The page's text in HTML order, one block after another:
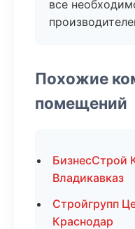
все
Похожие
помещений
БизнесСтрой
Владикавказ
Стройгрупп
Краснодар